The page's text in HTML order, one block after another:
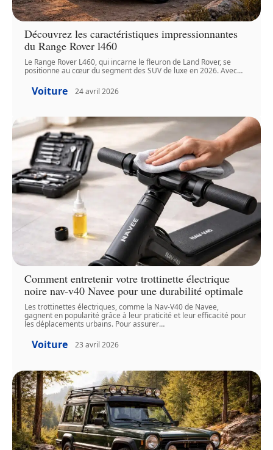
Découvrez les caractéristiques impressionnantes
du Range Rover l460
Le Range Rover L460, qui incarne le fleuron de Land Rover, se
positionne au cœur du segment des SUV de luxe en 2026. Avec…
Voiture 24 avril 2026
Comment entretenir votre trottinette électrique
noire nav-v40 Navee pour une durabilité optimale
Les trottinettes électriques, comme la Nav-V40 de Navee,
gagnent en popularité grâce à leur praticité et leur efficacité pour
les déplacements urbains. Pour assurer…
Voiture 23 avril 2026